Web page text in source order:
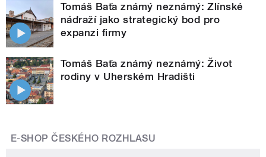
Tomáš Baťa známý neznámý: Zlínské
nádraží jako strategický bod pro
expanzi firmy
Tomáš Baťa známý neznámý: Život
rodiny v Uherském Hradišti
E-SHOP ČESKÉHO ROZHLASU